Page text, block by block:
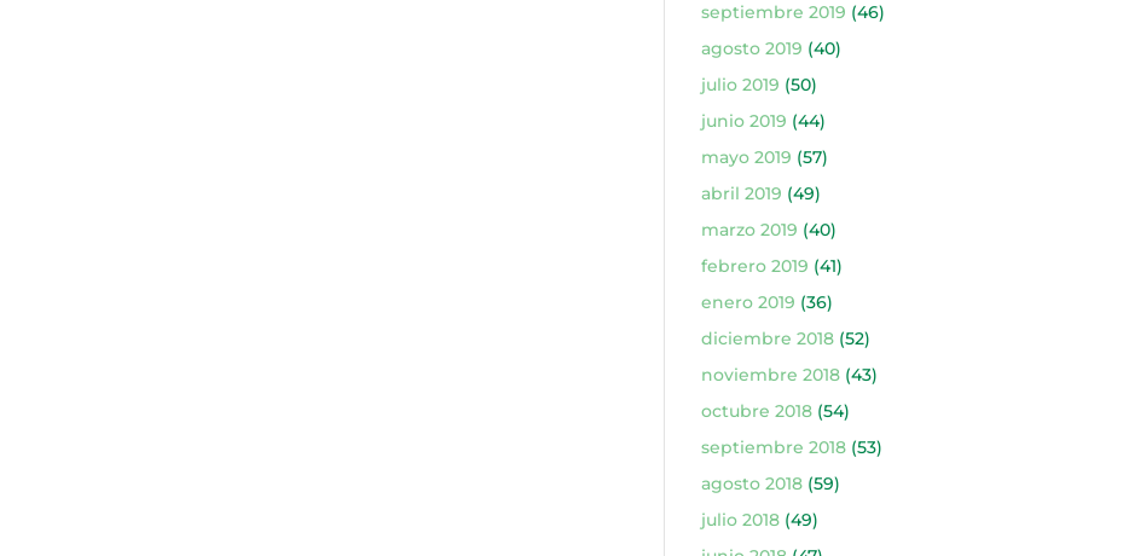
septiembre 2019 (46)
agosto 2019 (40)
julio 2019 (50)
junio 2019 (44)
mayo 2019 (57)
abril 2019 (49)
marzo 2019 (40)
febrero 2019 (41)
enero 2019 (36)
diciembre 2018(52)
noviembre 2018(43)
octubre 2018(54)
septiembre 2018(53)
agosto 2018(59)
julio 2018(49)